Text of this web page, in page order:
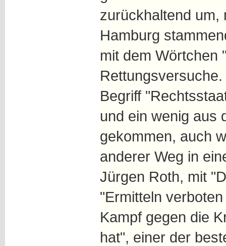
zurückhaltend um,
Hamburg
mit dem Wörtchen
Begriff
und ein wenig aus
gekommen, auch
anderer Weg in
Jürgen Roth, mit
"Ermitteln
Kampf gegen die
hat", einer der